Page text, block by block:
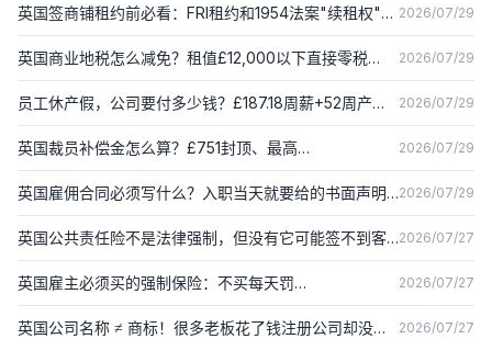
英国签商铺租约前必看：FRI租约和1954法案"续租权"是
什么（2026）
2026/07/29
英国商业地税怎么减免？租值£12,000以下直接零税
（2026）
2026/07/29
员工休产假，公司要付多少钱？£187.18周薪+52周产假
规则（2026）
2026/07/29
英国裁员补偿金怎么算？£751封顶、最高
£22,530（2026）
2026/07/29
英国雇佣合同必须写什么？入职当天就要给的书面声明
清单（2026）
2026/07/29
英国公共责任险不是法律强制，但没有它可能签不到客
户合同（2026）
2026/07/27
英国雇主必须买的强制保险：不买每天罚
£2,500（2026）
2026/07/27
英国公司名称 ≠ 商标！很多老板花了钱注册公司却没保
2026/07/27